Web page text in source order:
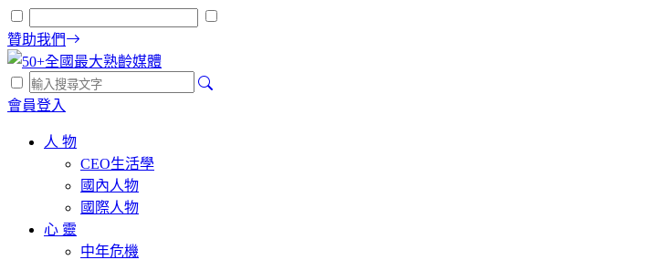
贊助我們
會員登入
人 物
CEO生活學
國內人物
國際人物
心 靈
中年危機